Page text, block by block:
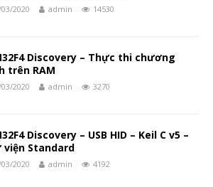
2020 admin 14530
Discovery – Thực thi chương
trên RAM
2020 admin 3270
Discovery – USB HID – Keil C v5 –
viện Standard
2020 admin 4192